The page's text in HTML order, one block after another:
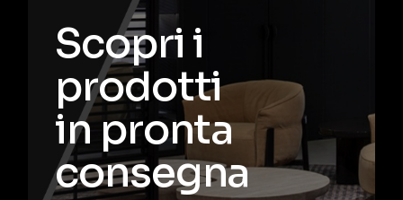
Scopri i
prodotti
in pronta
consegna